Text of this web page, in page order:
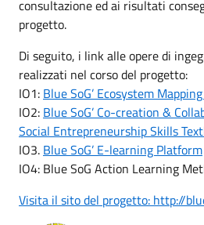
consultazione ed ai risultati
progetto.
Di seguito, i link alle opere di
realizzati nel corso del progetto:
IO1: Blue SoG’ Ecosystem
IO2: Blue SoG’ Co-creation &
Social Entrepreneurship Skills
IO3. Blue SoG’ E-learning Platform
IO4: Blue SoG Action Learning
Visita il sito del progetto: http://